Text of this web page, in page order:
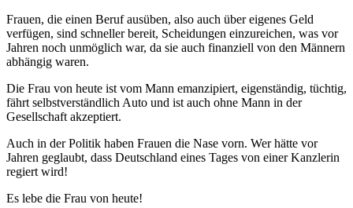
Frauen, die einen Beruf ausüben, also auch über eigenes Geld
verfügen, sind schneller bereit, Scheidungen einzureichen, was vor
Jahren noch unmöglich war, da sie auch finanziell von den Männern
abhängig waren.
Die Frau von heute ist vom Mann emanzipiert, eigenständig, tüchtig,
fährt selbstverständlich Auto und ist auch ohne Mann in der
Gesellschaft akzeptiert.
Auch in der Politik haben Frauen die Nase vorn. Wer hätte vor
Jahren geglaubt, dass Deutschland eines Tages von einer Kanzlerin
regiert wird!
Es lebe die Frau von heute!